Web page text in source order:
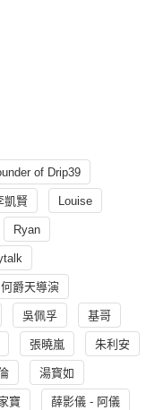
of Drip39
凱賢 Louise
Ryan
何爵天導演
吳佩孚 基哥
張曉嵐 朱利安
湯寳如
寶 薛影儀 - 阿儀